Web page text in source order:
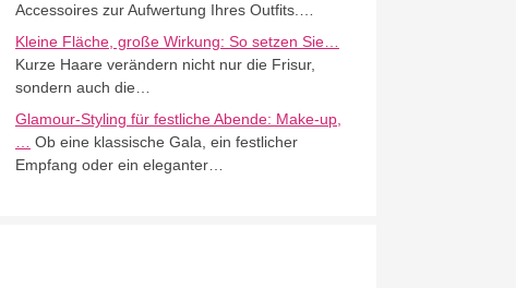
Accessoires zur Aufwertung Ihres Outfits.…
Kleine Fläche, große Wirkung: So setzen Sie…
Kurze Haare verändern nicht nur die Frisur,
sondern auch die…
Glamour-Styling für festliche Abende: Make-up,
Ob eine klassische Gala, ein festlicher
Empfang oder ein eleganter…